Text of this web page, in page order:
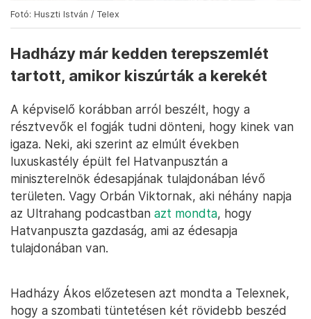
Fotó: Huszti István / Telex
Hadházy már kedden terepszemlét
tartott, amikor kiszúrták a kerekét
A képviselő korábban arról beszélt, hogy a
résztvevők el fogják tudni dönteni, hogy kinek van
igaza. Neki, aki szerint az elmúlt években
luxuskastély épült fel Hatvanpusztán a
miniszterelnök édesapjának tulajdonában lévő
területen. Vagy Orbán Viktornak, aki néhány napja
az Ultrahang podcastban azt mondta, hogy
Hatvanpuszta gazdaság, ami az édesapja
tulajdonában van.
Hadházy Ákos előzetesen azt mondta a Telexnek,
hogy a szombati tüntetésen két rövidebb beszéd